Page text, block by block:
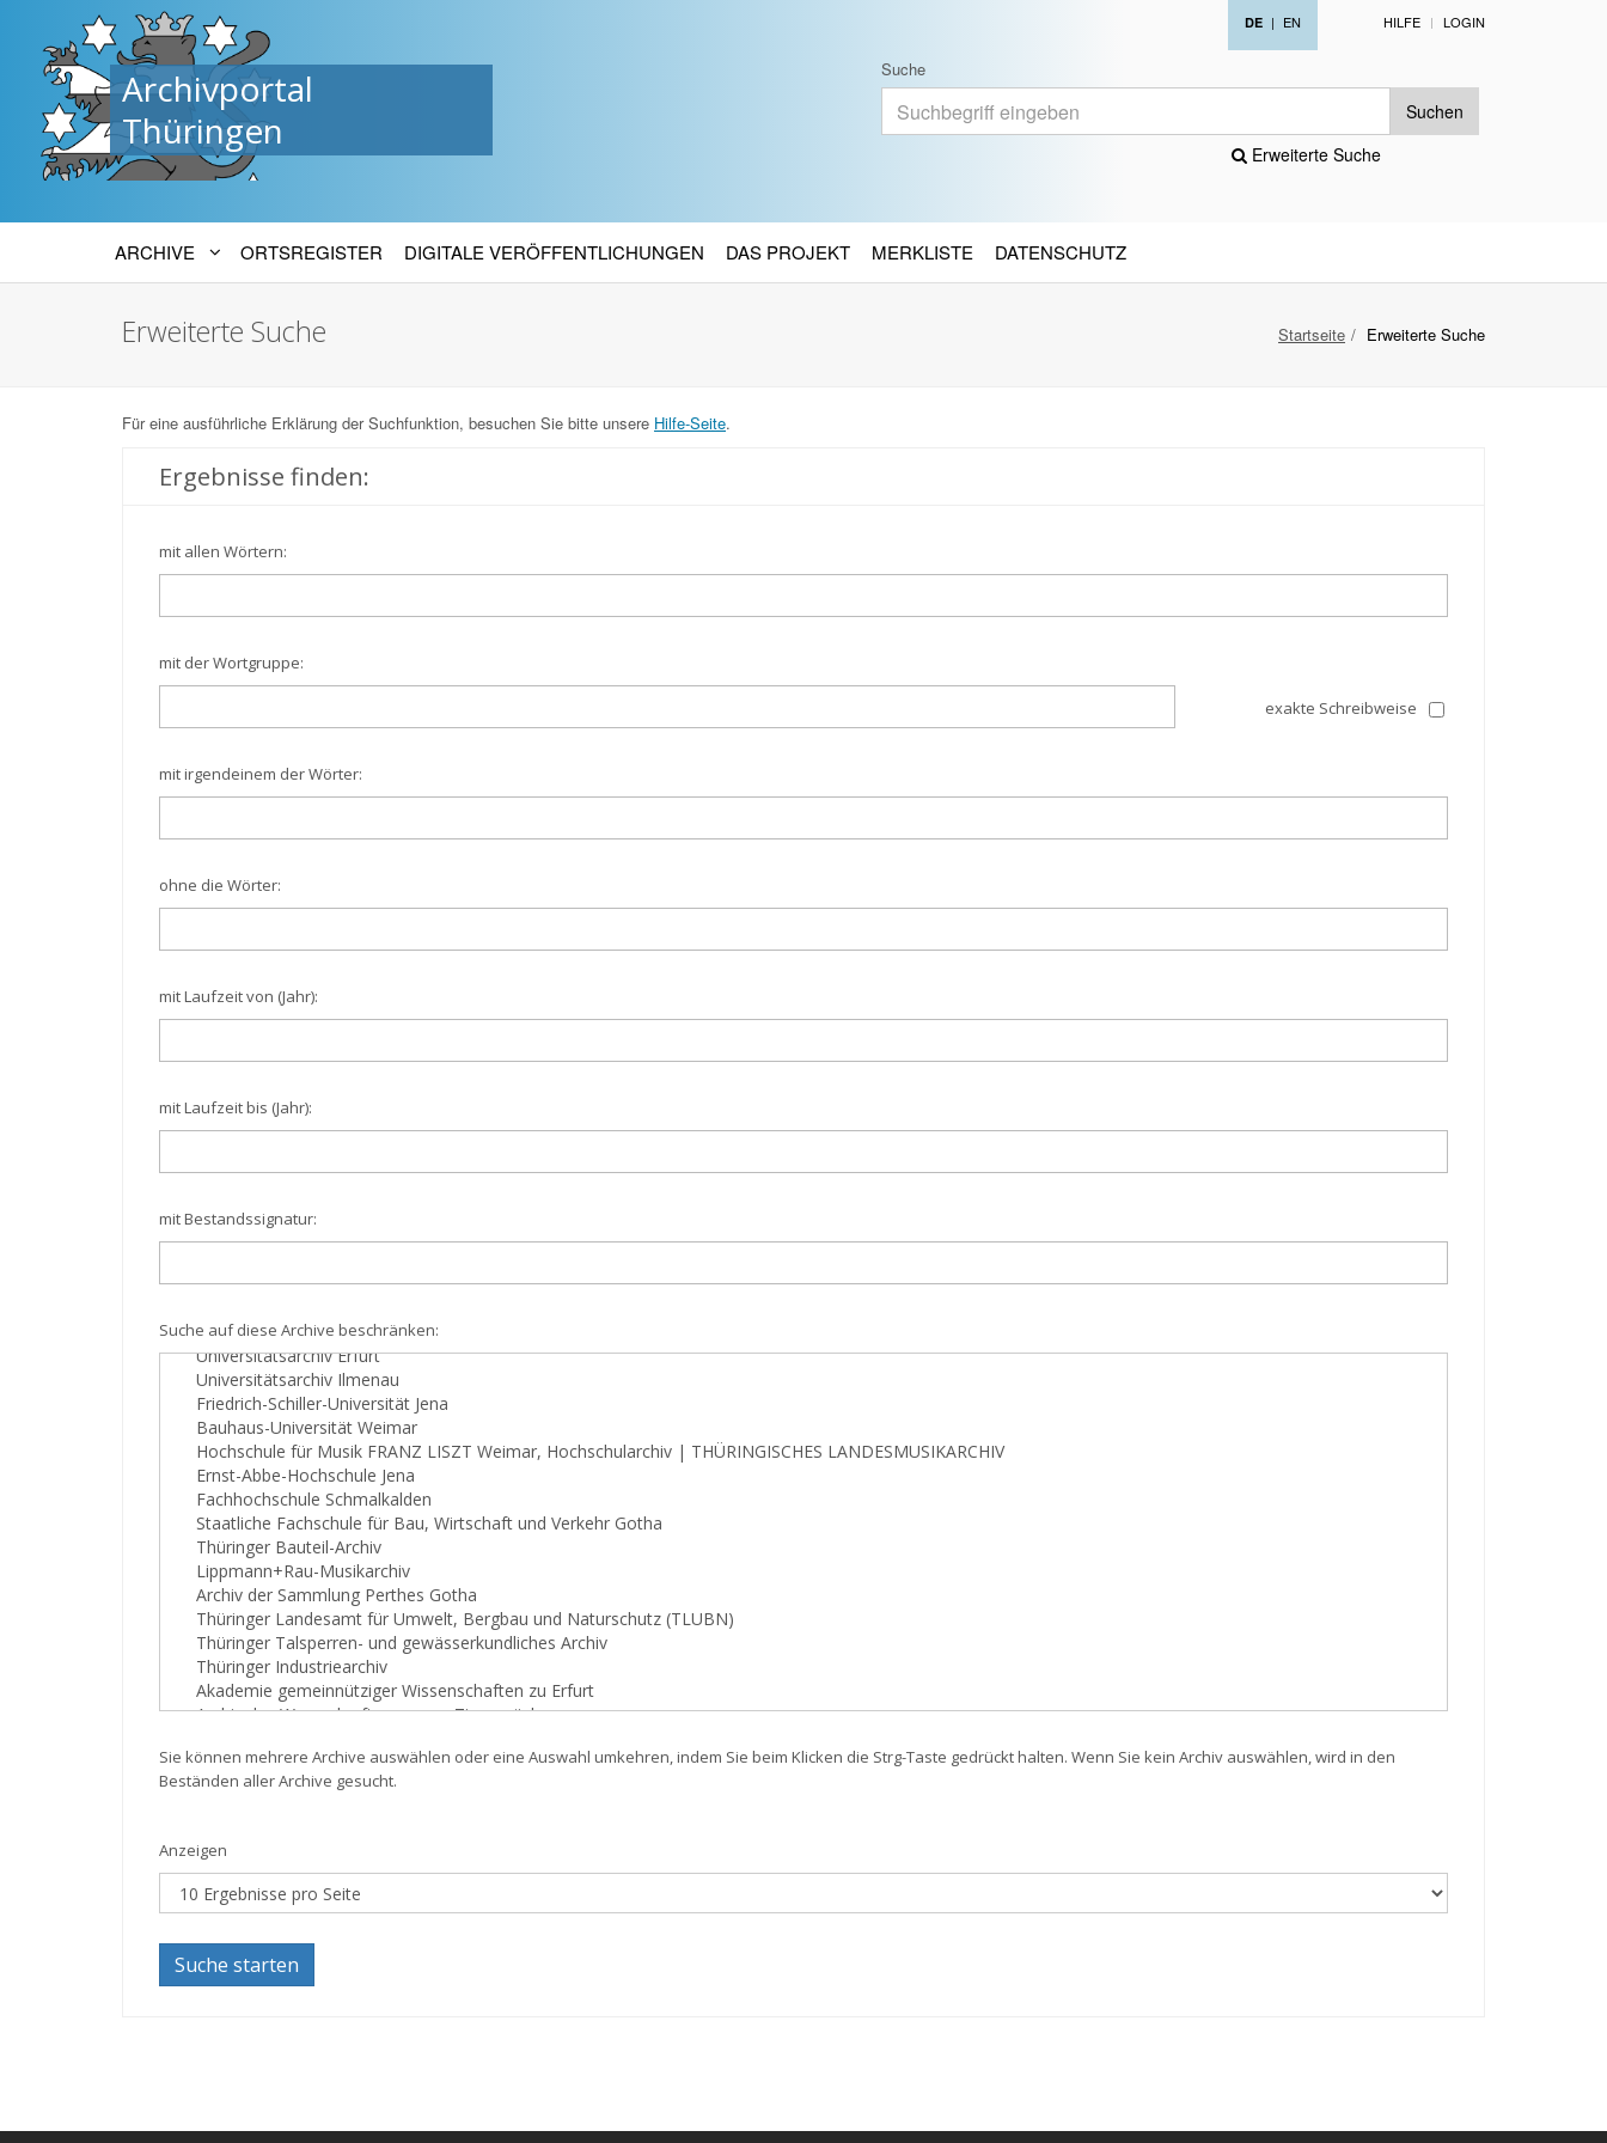
Archivportal
Thüringen
DE | EN HILFE LOGIN
Suche
Suchen
Erweiterte Suche
ARCHIVE ORTSREGISTER DIGITALE VERÖFFENTLICHUNGEN DAS PROJEKT MERKLISTE DATENSCHUTZ
Startseite Erweiterte Suche
Erweiterte Suche
Für eine ausführliche Erklärung der Suchfunktion, besuchen Sie bitte unsere Hilfe-Seite.
Ergebnisse finden:
mit allen Wörtern:
mit der Wortgruppe:
exakte Schreibweise
mit irgendeinem der Wörter:
ohne die Wörter:
mit Laufzeit von (Jahr):
mit Laufzeit bis (Jahr):
mit Bestandssignatur:
Suche auf diese Archive beschränken:
Sie können mehrere Archive auswählen oder eine Auswahl umkehren, indem Sie beim Klicken die Strg-Taste gedrückt halten. Wenn Sie kein Archiv auswählen, wird in den
Beständen aller Archive gesucht.
Anzeigen
Suche starten